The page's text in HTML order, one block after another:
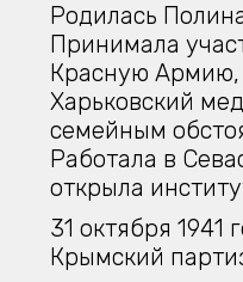
Родилась
Принимала
Красную Армию,
Харьковский
семейным
Работала в
открыла
31 октября
Крымский